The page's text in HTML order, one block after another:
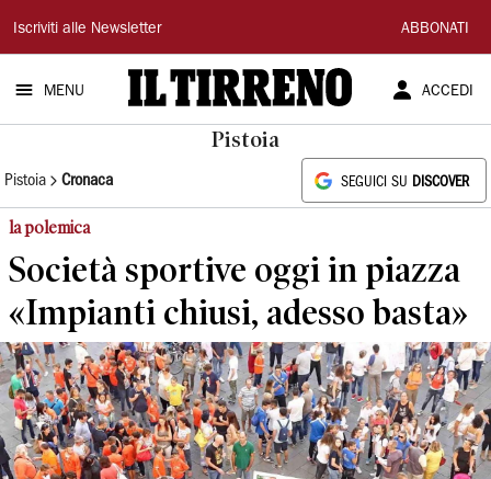
Il
Tirreno
Iscriviti alle Newsletter ABBONATI
MENU ACCEDI
Pistoia
Pistoia Cronaca SEGUICI SU DISCOVER
la polemica
Società sportive oggi in piazza
«Impianti chiusi, adesso basta»